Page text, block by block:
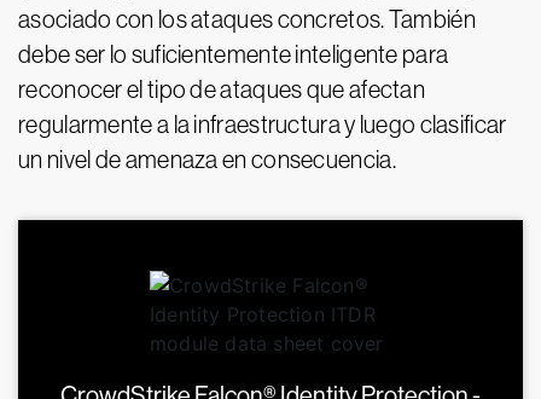
asociado con los ataques concretos. También
debe ser lo suficientemente inteligente para
reconocer el tipo de ataques que afectan
regularmente a la infraestructura y luego clasificar
un nivel de amenaza en consecuencia.